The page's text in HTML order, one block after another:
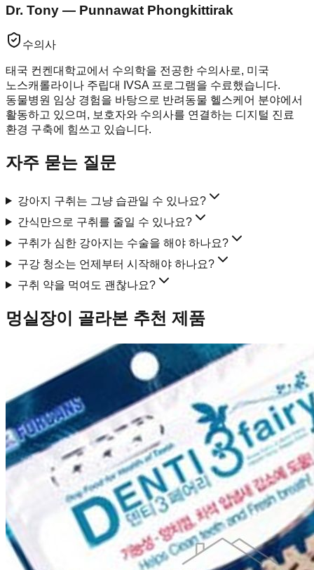
Dr. Tony — Punnawat Phongkittirak
수의사
태국 컨켄대학교에서 수의학을 전공한 수의사로, 미국
노스캐롤라이나 주립대 IVSA 프로그램을 수료했습니다.
동물병원 임상 경험을 바탕으로 반려동물 헬스케어 분야에서
활동하고 있으며, 보호자와 수의사를 연결하는 디지털 진료
환경 구축에 힘쓰고 있습니다.
자주 묻는 질문
강아지 구취는 그냥 습관일 수 있나요?
간식만으로 구취를 줄일 수 있나요?
구취가 심한 강아지는 수술을 해야 하나요?
구강 청소는 언제부터 시작해야 하나요?
구취 약을 먹여도 괜찮나요?
멍실장이 골라본 추천 제품